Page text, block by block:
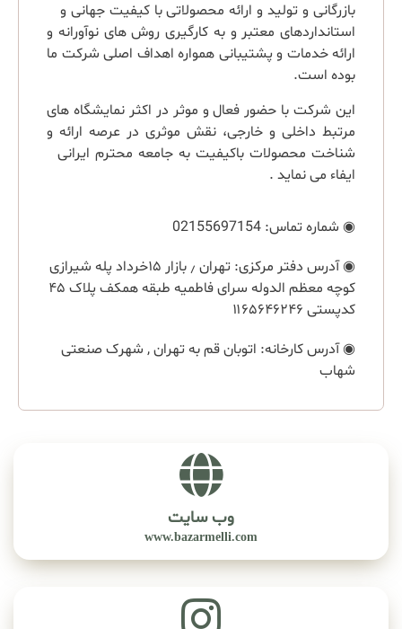
بازرگانی و تولید و ارائه محصولاتی با کیفیت جهانی و
استانداردهای معتبر و به کارگیری روش های نوآورانه و
ارائه خدمات و پشتیبانی همواره اهداف اصلی شرکت ما
بوده است.
این شرکت با حضور فعال و موثر در اکثر نمایشگاه های
مرتبط داخلی و خارجی، نقش موثری در عرصه ارائه و
شناخت محصولات باکیفیت به جامعه محترم ایرانی
ایفاء می نماید .
◉ شماره تماس:‌ 02155697154
◉ آدرس دفتر مرکزی: تهران ٫ بازار ۱۵خرداد پله شیرازی
کوچه معظم الدوله سرای فاطمیه طبقه همکف پلاک ۴۵
کدپستی ۱۱۶۵۶۴۶۲۴۶
◉ آدرس کارخانه: اتوبان قم به تهران , شهرک صنعتی
شهاب
وب سایت
www.bazarmelli.com